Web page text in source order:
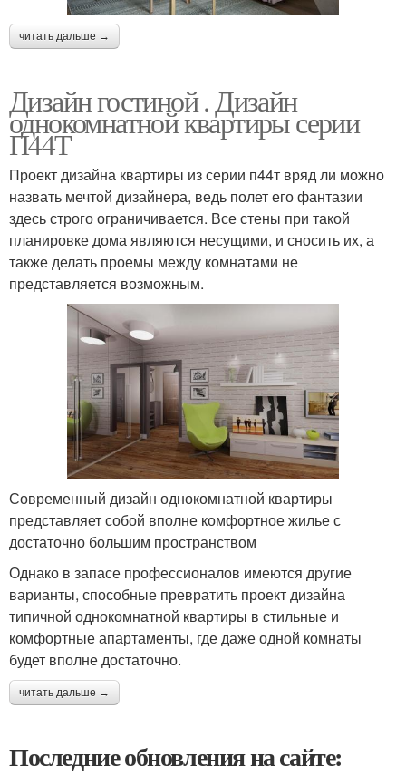
читать дальше →
Дизайн гостиной . Дизайн
однокомнатной квартиры серии
П44Т
Проект дизайна квартиры из серии п44т вряд ли можно
назвать мечтой дизайнера, ведь полет его фантазии
здесь строго ограничивается. Все стены при такой
планировке дома являются несущими, и сносить их, а
также делать проемы между комнатами не
представляется возможным.
Современный дизайн однокомнатной квартиры
представляет собой вполне комфортное жилье с
достаточно большим пространством
Однако в запасе профессионалов имеются другие
варианты, способные превратить проект дизайна
типичной однокомнатной квартиры в стильные и
комфортные апартаменты, где даже одной комнаты
будет вполне достаточно.
читать дальше →
Последние обновления на сайте: